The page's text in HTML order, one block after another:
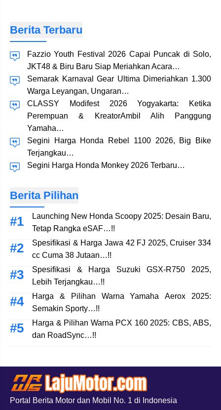
Berita Terbaru
Fazzio Youth Festival 2026 Capai Puncak di Solo,
JKT48 & Biru Baru Siap Meriahkan Acara…
Semarak Karnaval Gear Ultima Dimeriahkan 1.300
Warga Leyangan, Ungaran…
CLASSY Modifest 2026 Yogyakarta: Ketika
Perempuan & KreatorAmbil Alih Panggung
Yamaha…
Segini Harga Honda Rebel 1100 2026, Big Bike
Terjangkau…
Segini Harga Honda Monkey 2026 Terbaru…
Berita Pilihan
Launching New Honda Scoopy 2025: Desain Baru,
Tetap Rangka eSAF…!!
Spesifikasi & Harga Jawa 42 FJ 2025, Cruiser 334
cc Cuma 38 Jutaan…!!
Spesifikasi & Harga Suzuki GSX-R750 2025,
Lebih Terjangkau…!!
Harga & Pilihan Warna Yamaha Aerox 2025:
Semakin Sporty…!!
Harga & Pilihan Warna PCX 160 2025: CBS, ABS,
dan RoadSync…!!
Portal Berita Motor dan Mobil No. 1 di Indonesia